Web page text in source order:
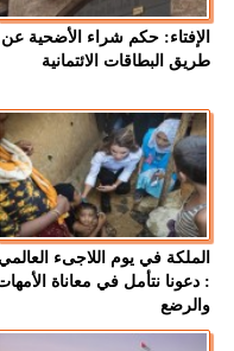
الإفتاء: حكم شراء الأضحية عن
طريق البطاقات الائتمانية
الملكة في يوم اللاجىء العالمي
: دعونا نتأمل في معاناة
والرضع